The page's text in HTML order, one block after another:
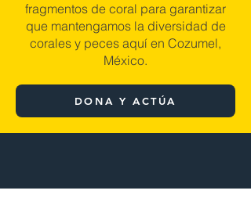
fragmentos de coral para garantizar
que mantengamos la diversidad de
corales y peces aquí en Cozumel,
México.
DONA Y ACTÚA